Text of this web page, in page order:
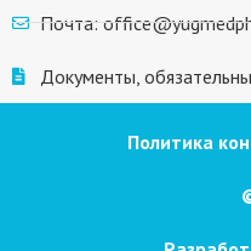
Почта:
Документы,
Политика